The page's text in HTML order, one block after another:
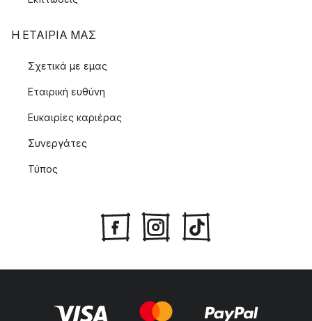
Η ΕΤΑΊΡΙΑ ΜΑΣ
Σχετικά με εμας
Εταιρική ευθύνη
Ευκαιρίες καριέρας
Συνεργάτες
Τύπος